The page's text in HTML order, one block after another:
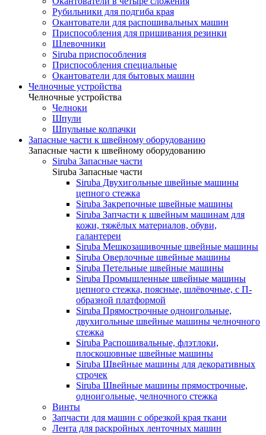
Рубильники для подгиба края
Окантователи для распошивальных машин
Приспособления для пришивания резинки
Шлевочники
Siruba приспособления
Приспособления специальные
Окантователи для бытовых машин
Челночные устройства
Челночные устройства
Челноки
Шпули
Шпульные колпачки
Запасные части к швейному оборудованию
Запасные части к швейному оборудованию
Siruba Запасные части
Siruba Запасные части
Siruba Двухигольные швейные машины
цепного стежка
Siruba Закрепочные швейные машины
Siruba Запчасти к швейным машинам для
кожи, тяжёлых материалов, обуви,
галантереи
Siruba Мешкозашивочные швейные машины
Siruba Оверлочные швейные машины
Siruba Петельные швейные машины
Siruba Промышленные швейные машины
цепного стежка, поясные, шлёвочные, с П-
образной платформой
Siruba Прямострочные одноигольные,
двухигольные швейные машины челночного
стежка
Siruba Распошивальные, флэтлоки,
плоскошовные швейные машины
Siruba Швейные машины для декоративных
строчек
Siruba Швейные машины прямострочные,
одноигольные, челночного стежка
Винты
Запчасти для машин с обрезкой края ткани
Лента для раскройных ленточных машин